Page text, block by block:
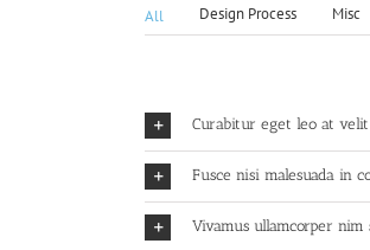
All Design Process Misc
Curabitur eget leo at
Fusce nisi malesuada in
Vivamus ullamcorper